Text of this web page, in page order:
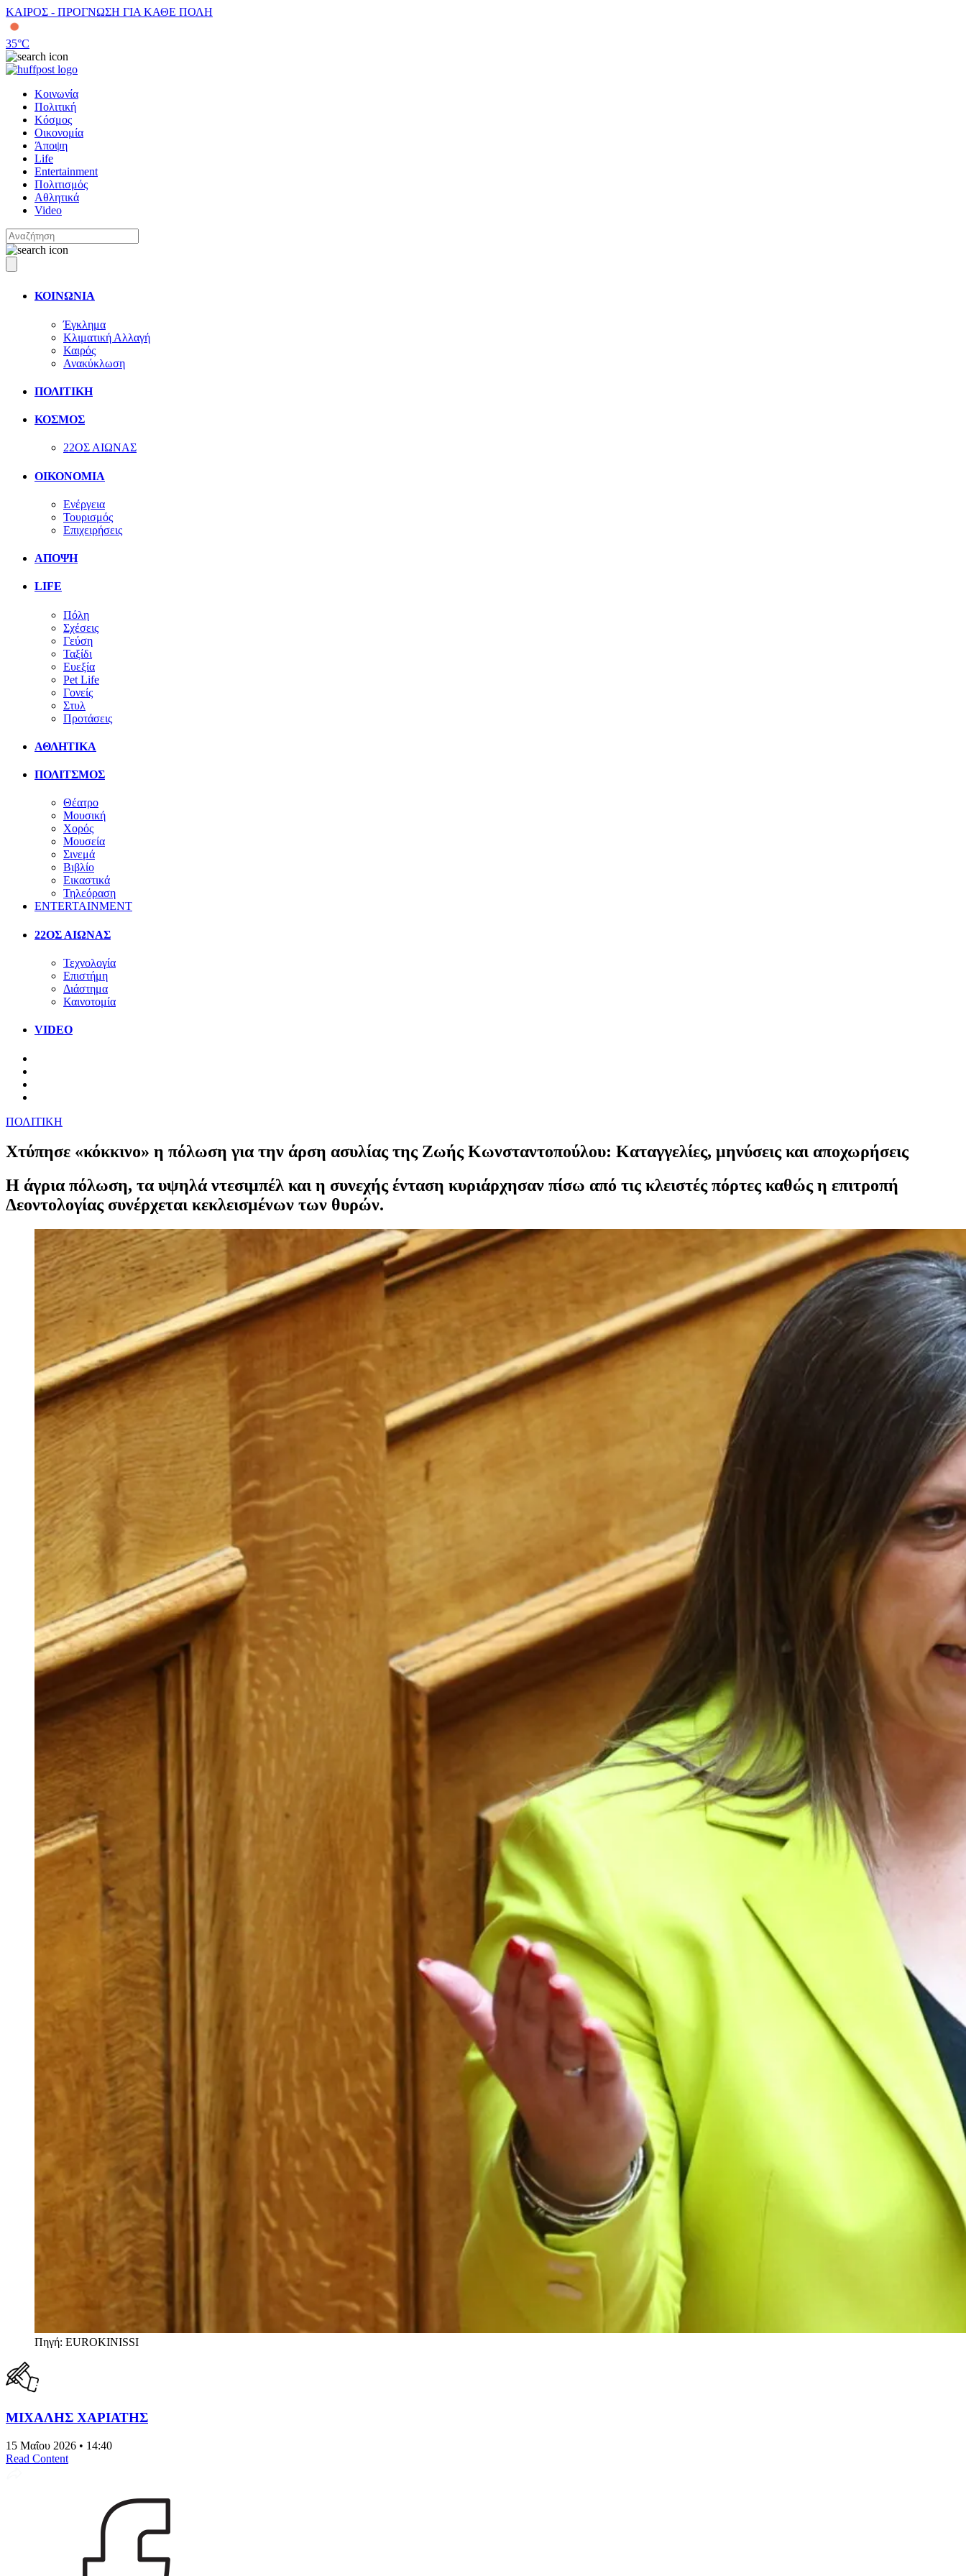
ΚΑΙΡΟΣ - ΠΡΟΓΝΩΣΗ ΓΙΑ ΚΑΘΕ ΠΟΛΗ
35°C
Κοινωνία
Πολιτική
Κόσμος
Οικονομία
Άποψη
Life
Entertainment
Πολιτισμός
Αθλητικά
Video
ΚΟΙΝΩΝΙΑ
Έγκλημα
Κλιματική Αλλαγή
Καιρός
Ανακύκλωση
ΠΟΛΙΤΙΚΗ
ΚΟΣΜΟΣ
22ΟΣ ΑΙΩΝΑΣ
ΟΙΚΟΝΟΜΙΑ
Ενέργεια
Τουρισμός
Επιχειρήσεις
ΑΠΟΨΗ
LIFE
Πόλη
Σχέσεις
Γεύση
Ταξίδι
Ευεξία
Pet Life
Γονείς
Στυλ
Προτάσεις
ΑΘΛΗΤΙΚΑ
ΠΟΛΙΤΣΜΟΣ
Θέατρο
Μουσική
Χορός
Μουσεία
Σινεμά
Βιβλίο
Εικαστικά
Τηλεόραση
ENTERTAINMENT
22ΟΣ ΑΙΩΝΑΣ
Τεχνολογία
Επιστήμη
Διάστημα
Καινοτομία
VIDEO
ΠΟΛΙΤΙΚΗ
Χτύπησε «κόκκινο» η πόλωση για την άρση ασυλίας της Ζωής Κωνσταντοπούλου: Καταγγελίες, μηνύσεις και αποχωρήσεις
Η άγρια πόλωση, τα υψηλά ντεσιμπέλ και η συνεχής ένταση κυριάρχησαν πίσω από τις κλειστές πόρτες καθώς η επιτροπή
Δεοντολογίας συνέρχεται κεκλεισμένων των θυρών.
Πηγή: EUROKINISSI
ΜΙΧΑΛΗΣ ΧΑΡΙΑΤΗΣ
15 Μαΐου 2026 • 14:40
Read Content